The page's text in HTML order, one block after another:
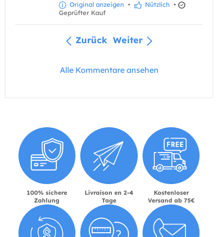
Original anzeigen • Nützlich •
Geprüfter Kauf
Zurück Weiter
Alle Kommentare ansehen
100% sichere
Zahlung
Livraison en 2-4
Tage
Kostenloser
Versand ab 75€